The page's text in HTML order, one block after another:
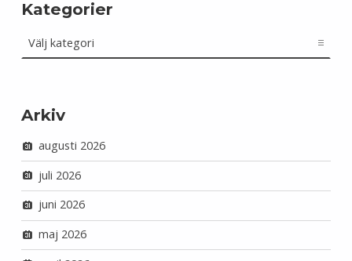
Kategorier
Arkiv
augusti 2026
juli 2026
juni 2026
maj 2026